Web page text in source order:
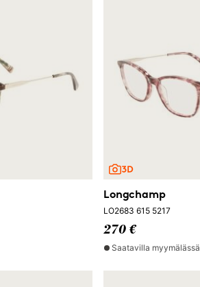
Longchamp
LO2683 615 5217
270 €
Saatavilla myymälässä